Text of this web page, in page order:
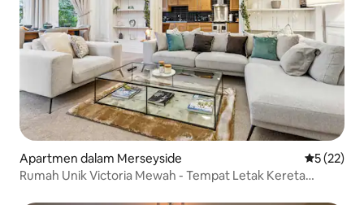
Apartmen dalam Merseyside
5 (22)
Rumah Unik Victoria Mewah - Tempat Letak Kereta